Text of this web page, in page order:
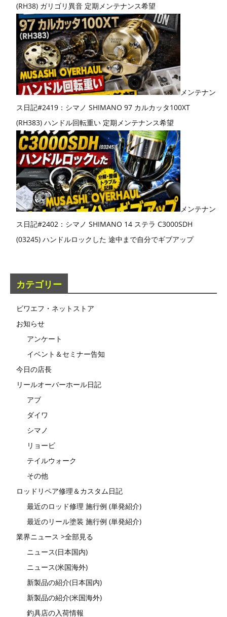
(RH38) ガリゴリ異音 定期メンテナンス希望
メンテナン
ス日記#2419：シマノ SHIMANO 97 カルカッタ100XT
(RH383) ハンドル回転重い 定期メンテナンス希望
メンテナン
ス日記#2402：シマノ SHIMANO 14 ステラ C3000SDH
(03245) ハンドルロックした 途中まで自分でギブアップ
カテゴリー
ビワエフ・ネットストア
お知らせ
アンケート
イベント＆セミナー告知
今日の店長
リールオーバーホール日記
アブ
ダイワ
シマノ
リョービ
テイルウォーク
その他
ロッドリペア修理＆カスタム日記
最近のロッド修理 施行例 (単発紹介)
最近のリール塗装 施行例 (単発紹介)
業界ニュース >全部見る
ニュース(日本国内)
ニュース(米国海外)
新製品の紹介(日本国内)
新製品の紹介(米国海外)
釣具店の入荷情報